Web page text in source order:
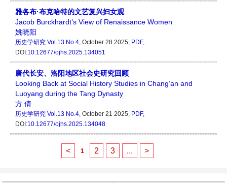
雅各布·布克哈特的文艺复兴妇女观
Jacob Burckhardt’s View of Renaissance Women
姚晓阳
历史学研究 Vol.13 No.4, October 28 2025, PDF,
DOI:10.12677/ojhs.2025.134051
唐代长安、洛阳地区社会史研究回顾
Looking Back at Social History Studies in Chang’an and
Luoyang during the Tang Dynasty
方 倩
历史学研究 Vol.13 No.4, October 21 2025, PDF,
DOI:10.12677/ojhs.2025.134048
< 1 2 3 ... >